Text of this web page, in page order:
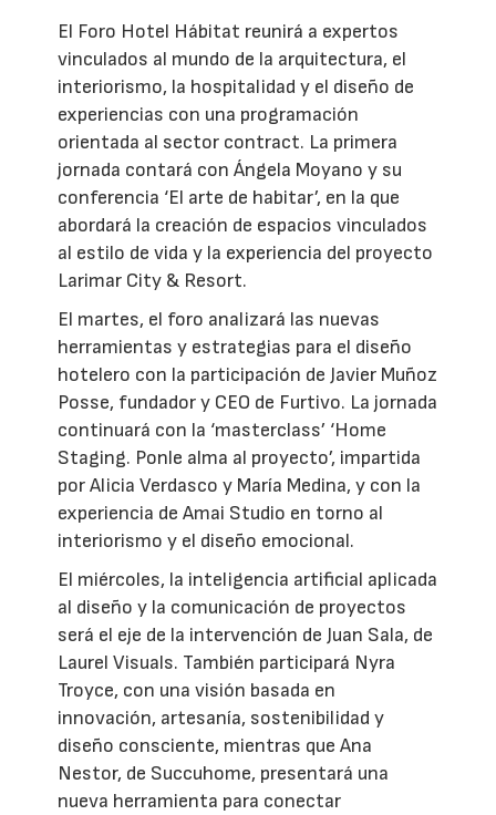
El Foro Hotel Hábitat reunirá a expertos
vinculados al mundo de la arquitectura, el
interiorismo, la hospitalidad y el diseño de
experiencias con una programación
orientada al sector contract. La primera
jornada contará con Ángela Moyano y su
conferencia ‘El arte de habitar’, en la que
abordará la creación de espacios vinculados
al estilo de vida y la experiencia del proyecto
Larimar City & Resort.
El martes, el foro analizará las nuevas
herramientas y estrategias para el diseño
hotelero con la participación de Javier Muñoz
Posse, fundador y CEO de Furtivo. La jornada
continuará con la ‘masterclass’ ‘Home
Staging. Ponle alma al proyecto’, impartida
por Alicia Verdasco y María Medina, y con la
experiencia de Amai Studio en torno al
interiorismo y el diseño emocional.
El miércoles, la inteligencia artificial aplicada
al diseño y la comunicación de proyectos
será el eje de la intervención de Juan Sala, de
Laurel Visuals. También participará Nyra
Troyce, con una visión basada en
innovación, artesanía, sostenibilidad y
diseño consciente, mientras que Ana
Nestor, de Succuhome, presentará una
nueva herramienta para conectar